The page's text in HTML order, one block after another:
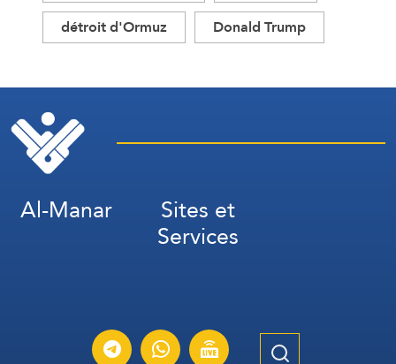
détroit d'Ormuz
Donald Trump
Al-Manar Sites et
Services